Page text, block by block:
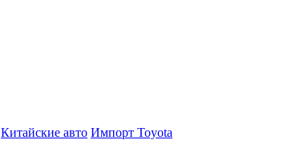
Китайские авто Импорт Toyota